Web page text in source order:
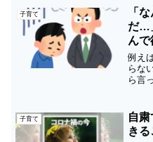
ぜ必
い」
子育て
「
だ…
ん
例え
らな
ら言
てい
勉強
子育て
自
きる